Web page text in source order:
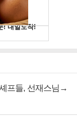
프들, 선재스님→